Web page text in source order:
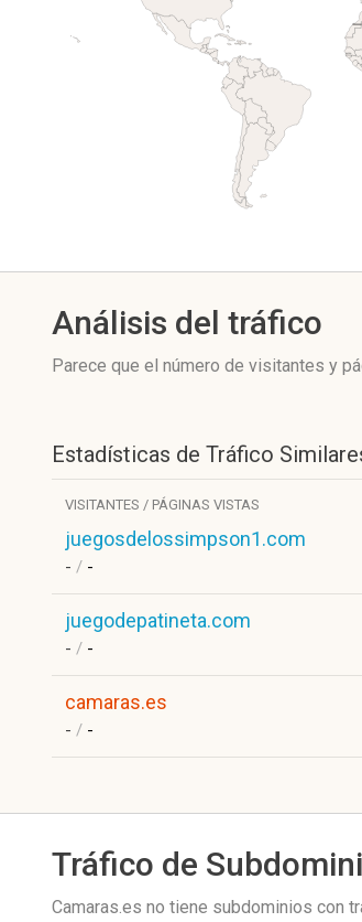
Análisis del tráfico
Parece que el número de visitantes y
Estadísticas de Tráfico
VISITANTES / PÁGINAS VISTAS
juegosdelossimpson1.com
- / -
juegodepatineta.com
- / -
camaras.es
- / -
Tráfico de
Camaras.es no tiene subdominios con